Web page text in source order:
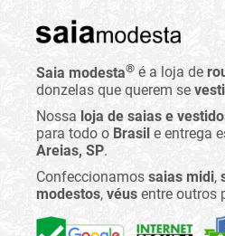
Saia modesta® é a loja de
donzelas que querem se
Nossa loja de saias e
para todo o Brasil e entrega
Areias, SP.
Confeccionamos saias midi,
modestos, véus entre outros